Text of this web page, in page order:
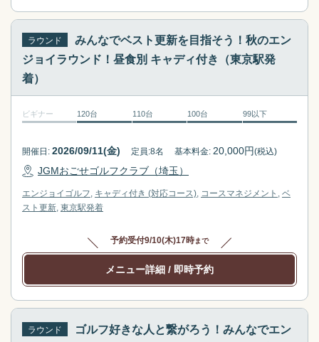
ラウンド
みんなでベスト更新を目指そう！秋のエン
ジョイラウンド！昼食別 キャディ付き（東京駅発
着）
ビギナー 120台 110台 100台 99以下
開催日: 2026/09/11(金) 定員:8名 基本料金: 20,000円(税込)
JGMおごせゴルフクラブ（埼玉）
エンジョイゴルフ キャディ付き (対応コース) コースマネジメント
ベ
スト更新 東京駅発着
予約受付9/10(木)17時まで
メニュー詳細 / 即時予約
ラウンド
ゴルフ好きな人と繋がろう！みんなでエン